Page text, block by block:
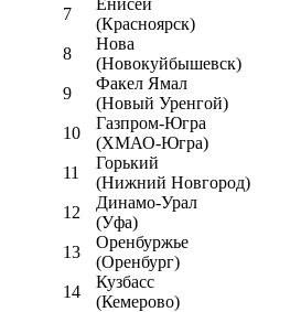
7
Енисей
(Красноярск)
8
Нова
(Новокуйбышевск)
9
Факел Ямал
(Новый Уренгой)
10
Газпром-Югра
(ХМАО-Югра)
11
Горький
(Нижний Новгород)
12
Динамо-Урал
(Уфа)
13
Оренбуржье
(Оренбург)
14
Кузбасс
(Кемерово)